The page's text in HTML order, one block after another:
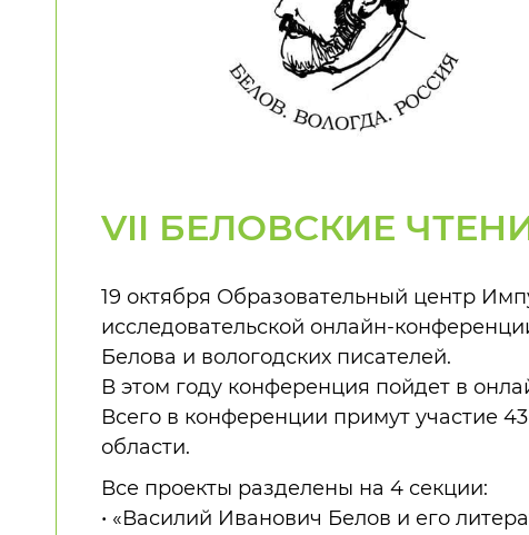
VII БЕЛОВСКИЕ
19 октября Образовательный центр
исследовательской онлайн-
Белова и вологодских писателей.
В этом году конференция пойдет в
Всего в конференции примут участие
области.
Все проекты разделены на 4 секции:
• «Василий Иванович Белов и его